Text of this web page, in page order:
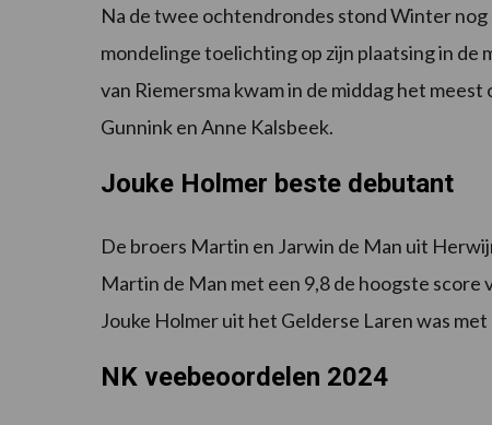
Na de twee ochtendrondes stond Winter
mondelinge toelichting op zijn plaatsing in
van Riemersma kwam in de middag het
Gunnink en Anne Kalsbeek.
Jouke Holmer beste debutant
De broers Martin en Jarwin de Man uit
Martin de Man met een 9,8 de hoogste
Jouke Holmer uit het Gelderse Laren was
NK veebeoordelen 2024